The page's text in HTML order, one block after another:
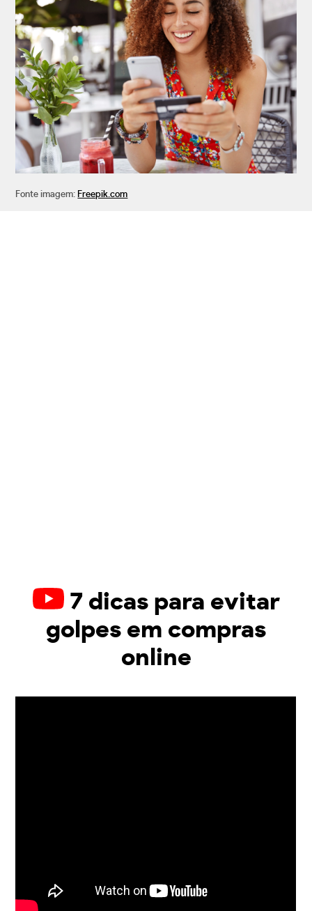
Fonte imagem: Freepik.com
7 dicas para evitar
golpes em compras
online